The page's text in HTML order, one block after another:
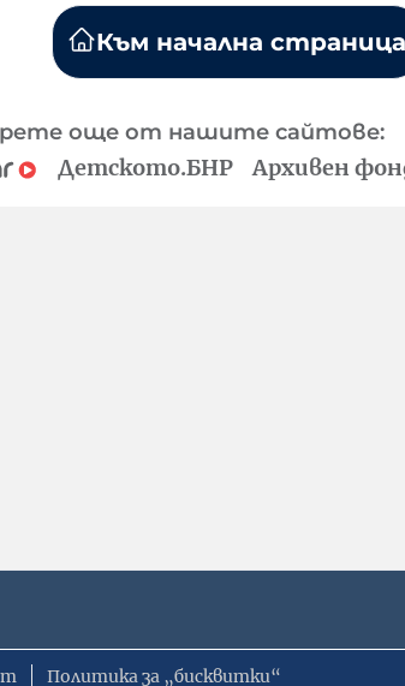
Към начална страница
още от нашите сайтове:
Детското.БНР Архивен
Политика за „бисквитки“